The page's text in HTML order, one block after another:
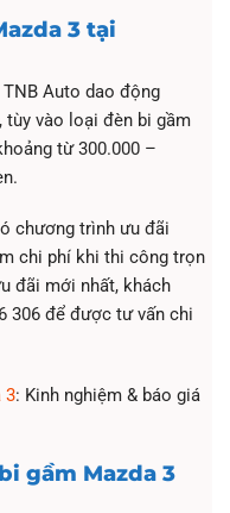
3 tại
Auto dao động
tùy vào loại đèn bi gầm
từ 300.000 –
chương trình ưu đãi
chi phí khi thi công trọn
đãi mới nhất, khách
306 để được tư vấn chi
3: Kinh nghiệm & báo giá
gầm Mazda 3